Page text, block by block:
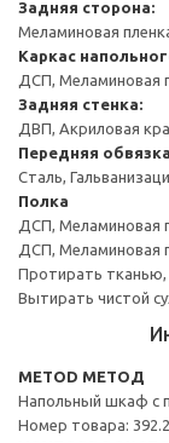
Задняя сторона:
Меламиновая
Каркас
ДСП, Меламиновая
Задняя стенка:
ДВП, Акриловая
Передняя
Сталь,
Полка
ДСП, Меламиновая
ДСП, Меламиновая
Протирать
Вытирать чистой
METOD МЕТОД
Напольный шкаф с
Номер товара: